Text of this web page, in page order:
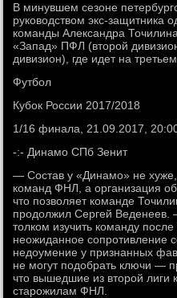
В минувшем сезоне
руководством экс-защитника
команды Александра
«Запад» ПФЛ (второй
дивизион), где идет на
Футбол
Кубок России 2017/2018
1/16 финала, 21.09.2017,
-:- Динамо СПб Зенит
— Состав у «Динамо» не
команд ФНЛ, а организация
что позволяет команде
продолжил Сергей
толком изучить команду
неожиданное сопротивление
недоумение у признанных
не могут подобрать ключи —
что вышедшие из второй лиги
старожилам ФНЛ.